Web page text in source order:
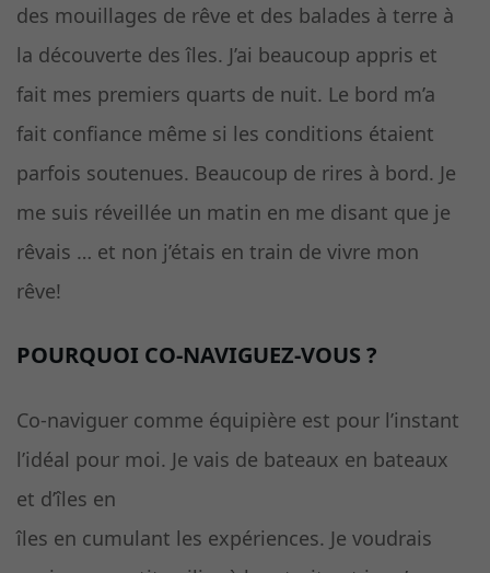
des mouillages de rêve et des balades à terre à
la découverte des îles. J’ai beaucoup appris et
fait mes premiers quarts de nuit. Le bord m’a
fait confiance même si les conditions étaient
parfois soutenues. Beaucoup de rires à bord. Je
me suis réveillée un matin en me disant que je
rêvais … et non j’étais en train de vivre mon
rêve!
POURQUOI CO-NAVIGUEZ-VOUS ?
Co-naviguer comme équipière est pour l’instant
l’idéal pour moi. Je vais de bateaux en bateaux
et d’îles en
îles en cumulant les expériences. Je voudrais